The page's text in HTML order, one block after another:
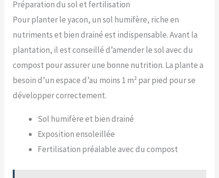
Préparation du sol et fertilisation
Pour planter le yacon, un sol humifère, riche en
nutriments et bien drainé est indispensable. Avant la
plantation, il est conseillé d’amender le sol avec du
compost pour assurer une bonne nutrition. La plante a
besoin d’un espace d’au moins 1 m² par pied pour se
développer correctement.
Sol humifère et bien drainé
Exposition ensoleillée
Fertilisation préalable avec du compost